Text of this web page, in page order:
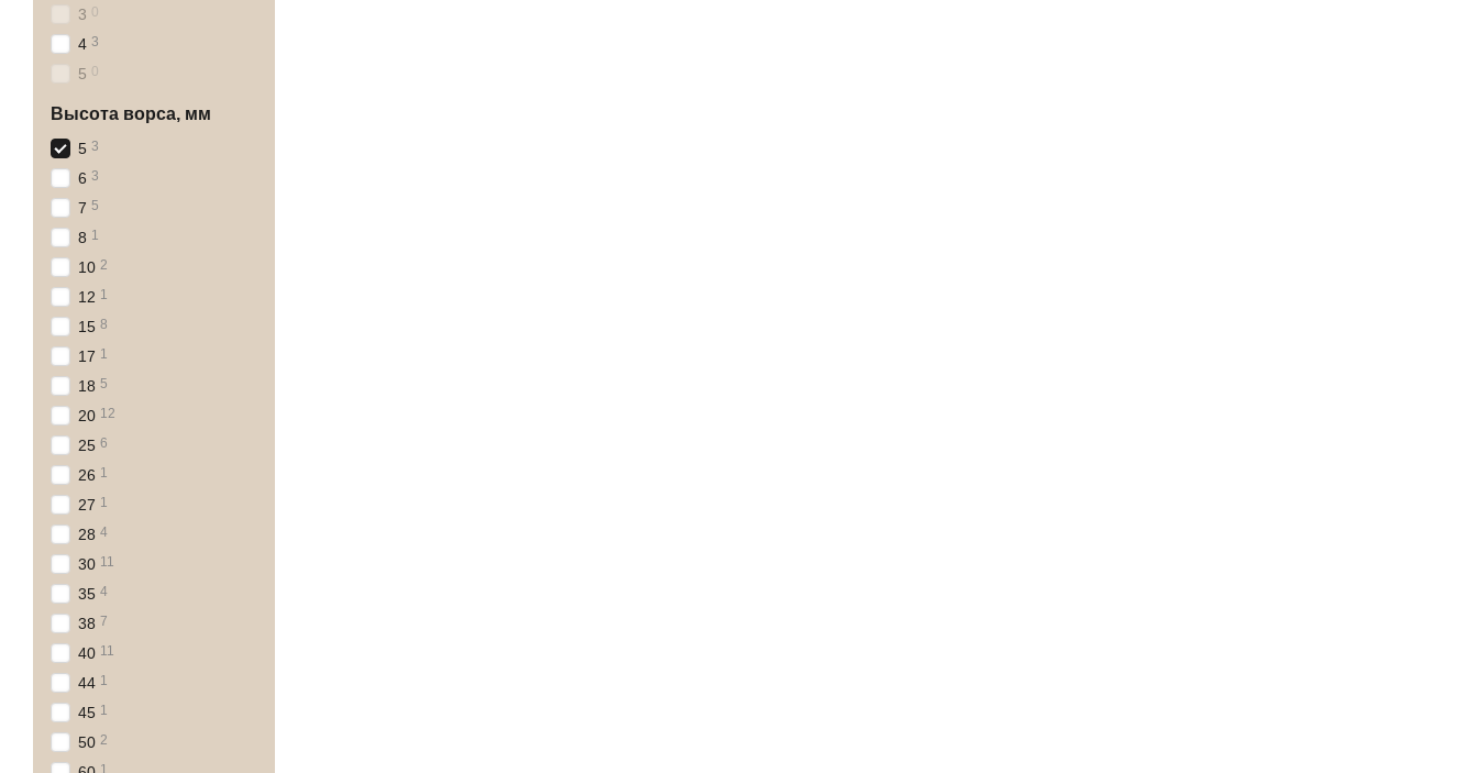
3 0
4 3
5 0
Высота ворса, мм
5 3
6 3
7 5
8 1
10 2
12 1
15 8
17 1
18 5
20 12
25 6
26 1
27 1
28 4
30 11
35 4
38 7
40 11
44 1
45 1
50 2
1